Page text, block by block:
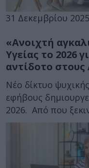
31 Δεκεμβρίου 2025
«Ανοιχτή
Υγείας το 2026
αντίδοτο
Νέο δίκτυο
εφήβους
2026. Από που